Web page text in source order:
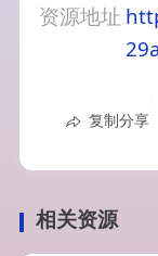
资源地址
复制分享
相关资源